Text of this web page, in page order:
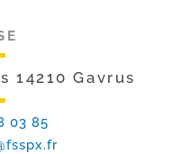
14210 Gavrus
03 85